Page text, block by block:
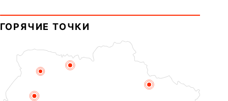
мучеников (284–305). прав.
воина Фео́дора...
ГОРЯЧИЕ ТОЧКИ